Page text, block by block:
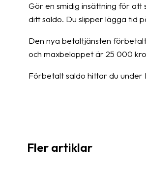
Gör en smidig insättning för
ditt saldo. Du slipper lägga tid
Den nya betaltjänsten
och maxbeloppet är 25 000
Förbetalt saldo hittar du under
Fler artiklar